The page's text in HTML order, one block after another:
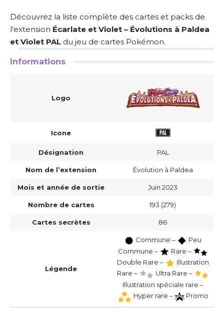
Découvrez la liste complète des cartes et packs de
l’extension Écarlate et Violet – Évolutions à Paldea
et Violet PAL du jeu de cartes Pokémon.
Informations
Logo
Icone
Désignation PAL
Nom de l’extension Évolution à Paldea
Mois et année de sortie Juin 2023
Nombre de cartes 193 (279)
Cartes secrètes 86
Légende
Commune –
Peu
Commune –
Rare –
Double Rare –
Illustration
Rare –
Ultra Rare –
Illustration spéciale rare –
Hyper rare –
Promo